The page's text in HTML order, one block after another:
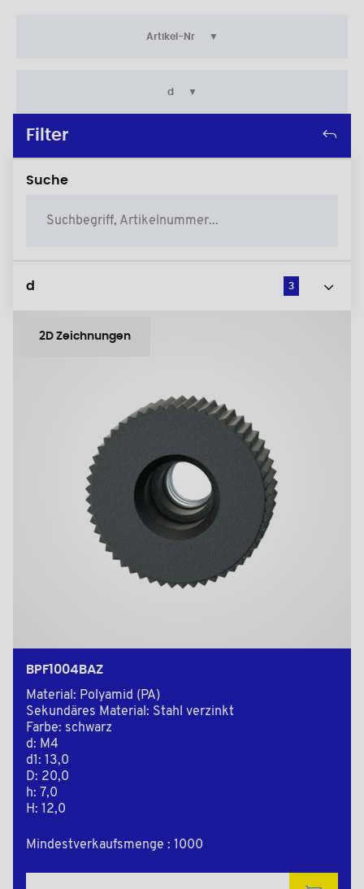
Artikel-Nr
d
Filter
Suche
d 3
2D Zeichnungen
BPF1004BAZ
Material: Polyamid (PA)
Sekundäres Material: Stahl verzinkt
Farbe: schwarz
d: M4
d1: 13,0
D: 20,0
h: 7,0
H: 12,0
Mindestverkaufsmenge : 1000